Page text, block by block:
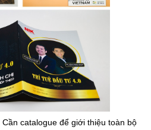
Cần catalogue để giới thiệu toàn bộ